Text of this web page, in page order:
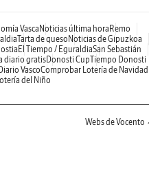
Vasca Noticias última hora Remo
Tarta de queso Noticias de Gipuzkoa
El Tiempo / EguraldiaSan Sebastián
diario gratisDonosti CupTiempo Donosti
VascoComprobar Lotería de Navidad
del Niño
Webs de Vocento